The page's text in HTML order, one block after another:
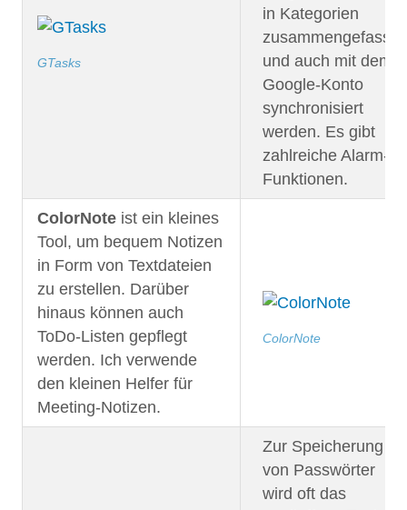
GTasks
in Kategorien
zusammengefasst
und auch mit dem
Google-Konto
synchronisiert
werden. Es gibt
zahlreiche Alarm-
Funktionen.
ColorNote ist ein kleines
Tool, um bequem Notizen
in Form von Textdateien
zu erstellen. Darüber
hinaus können auch
ToDo-Listen gepflegt
werden. Ich verwende
den kleinen Helfer für
Meeting-Notizen.
ColorNote
Zur Speicherung
von Passwörter
wird oft das